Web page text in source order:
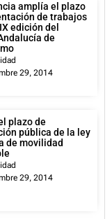
amplía el plazo
de trabajos
edición del
de
29, 2014
plazo de
pública de la ley
de movilidad
29, 2014